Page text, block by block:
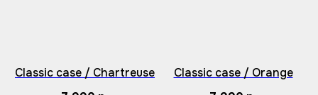
Classic case / Chartreuse
Classic case / Orange